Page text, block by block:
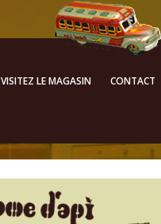
VISITEZ LE MAGASIN CONTACT